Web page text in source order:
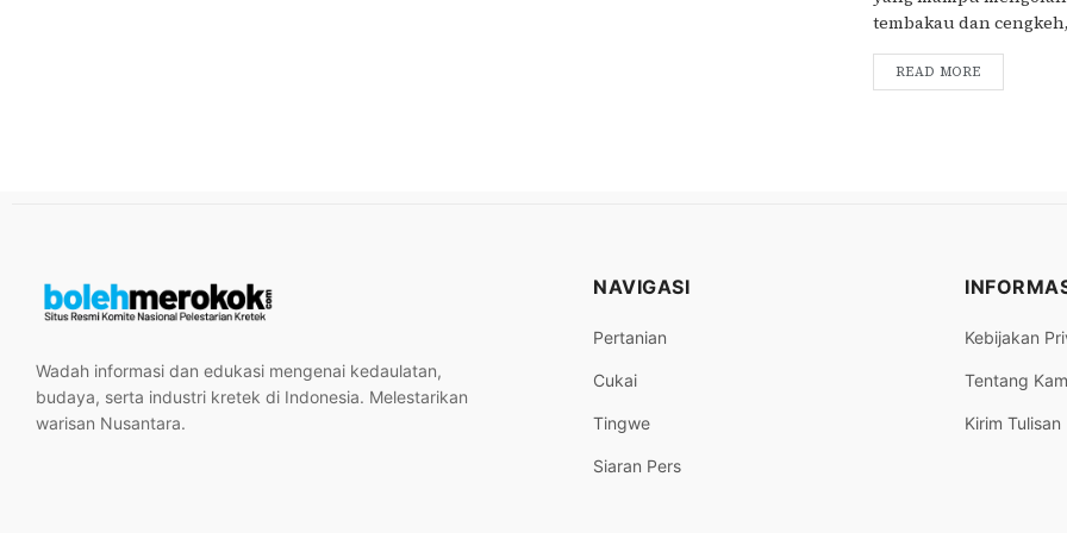
tembakau dan
READ MORE
Wadah informasi dan edukasi mengenai kedaulatan,
budaya, serta industri kretek di Indonesia. Melestarikan
warisan Nusantara.
NAVIGASI
Pertanian
Cukai
Tingwe
Siaran Pers
Kebijakan
Tentang
Kirim Tulisan